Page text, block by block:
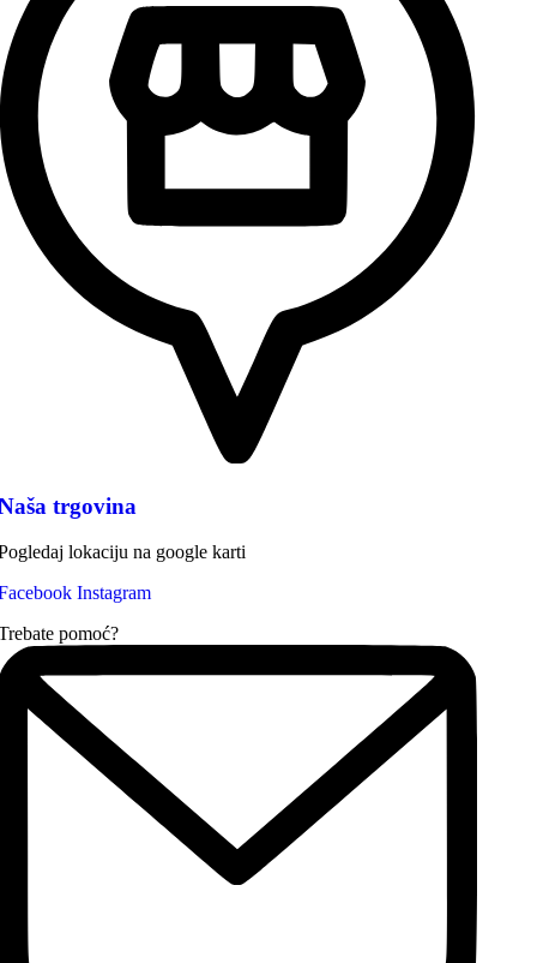
trgovina
lokaciju na google karti
Instagram
pomoć?